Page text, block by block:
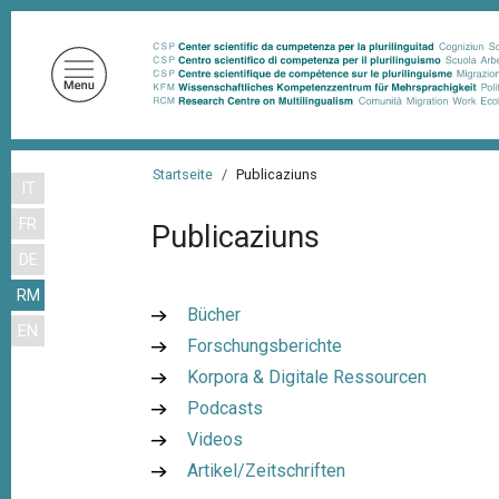
D
IT
FR
DE
RM
EN
Startseite Publicaziuns
Publicaziuns
Bücher
Forschungsberichte
Korpora & Digitale Ressourcen
Podcasts
Videos
Artikel/Zeitschriften